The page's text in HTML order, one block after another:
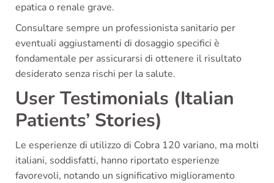
epatica o renale grave.
Consultare sempre un professionista sanitario per
eventuali aggiustamenti di dosaggio specifici è
fondamentale per assicurarsi di ottenere il risultato
desiderato senza rischi per la salute.
User Testimonials (Italian
Patients’ Stories)
Le esperienze di utilizzo di Cobra 120 variano, ma molti
italiani, soddisfatti, hanno riportato esperienze
favorevoli, notando un significativo miglioramento